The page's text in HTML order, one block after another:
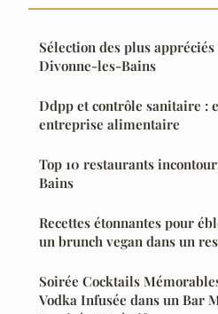
Sélection des plus
Divonne-les-Bains
Ddpp et contrôle sanitaire :
entreprise alimentaire
Top 10 restaurants
Bains
Recettes étonnantes pour
un brunch vegan dans un
Soirée Cocktails
Vodka Infusée dans un Bar